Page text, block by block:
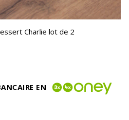
Charlie lot de 2
EN